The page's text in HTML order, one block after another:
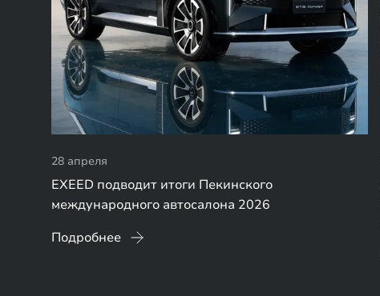
28 апреля
EXEED подводит итоги Пекинского
международного автосалона 2026
Подробнее